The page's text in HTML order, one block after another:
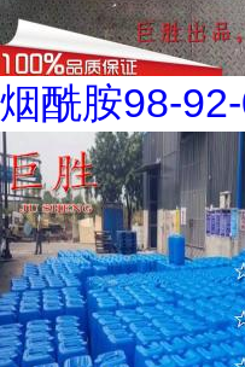
烟酰胺98-